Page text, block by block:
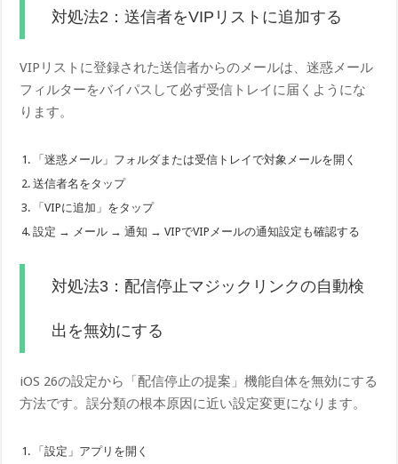
対処法2：送信者をVIPリストに追加する
VIPリストに登録された送信者からのメールは、迷惑メール
フィルターをバイパスして必ず受信トレイに届くようにな
ります。
「迷惑メール」フォルダまたは受信トレイで対象メールを開く
送信者名をタップ
「VIPに追加」をタップ
設定 → メール → 通知 → VIPでVIPメールの通知設定も確認する
対処法3：配信停止マジックリンクの自動検
出を無効にする
iOS 26の設定から「配信停止の提案」機能自体を無効にする
方法です。誤分類の根本原因に近い設定変更になります。
「設定」アプリを開く